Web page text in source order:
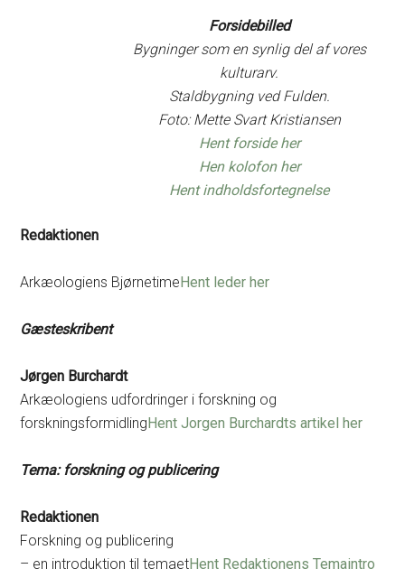
Forsidebilled
Bygninger som en synlig del af vores
kulturarv.
Staldbygning ved Fulden.
Foto: Mette Svart Kristiansen
Hent forside her
Hen kolofon her
Hent indholdsfortegnelse
Redaktionen
Arkæologiens BjørnetimeHent leder her
Gæsteskribent
Jørgen Burchardt
Arkæologiens udfordringer i forskning og
forskningsformidlingHent Jorgen Burchardts artikel her
Tema: forskning og publicering
Redaktionen
Forskning og publicering
– en introduktion til temaetHent Redaktionens Temaintro